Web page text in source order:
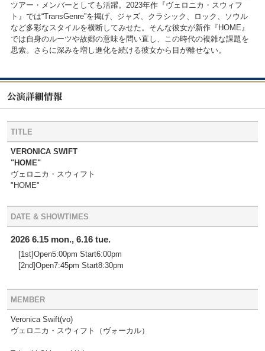
ツアー・メンバーとしても活躍。2023年作『ヴェロニカ・スウィフ
ト』では“TransGenre”を掲げ、ジャズ、クラシック、ロック、ソウル
など多彩なスタイルを横断してみせた。そんな彼女が新作『HOME』
では自身のルーツや故郷の意味を問い直し、この時代の複雑な課題を
思索。さらに深みを増し進化を続ける彼女から目が離せない。
TITLE
VERONICA SWIFT
"HOME"
ヴェロニカ・スウィフト
"HOME"
DATE & SHOWTIMES
2026 6.15 mon., 6.16 tue.
[1st]Open5:00pm Start6:00pm
[2nd]Open7:45pm Start8:30pm
MEMBER
Veronica Swift(vo)
ヴェロニカ・スウィフト（ヴォーカル）